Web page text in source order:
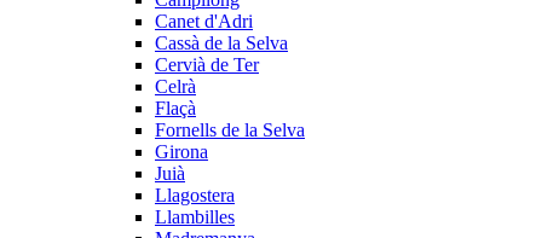
Canet d'Adri
Cassà de la Selva
Cervià de Ter
Celrà
Flaçà
Fornells de la Selva
Girona
Juià
Llagostera
Llambilles